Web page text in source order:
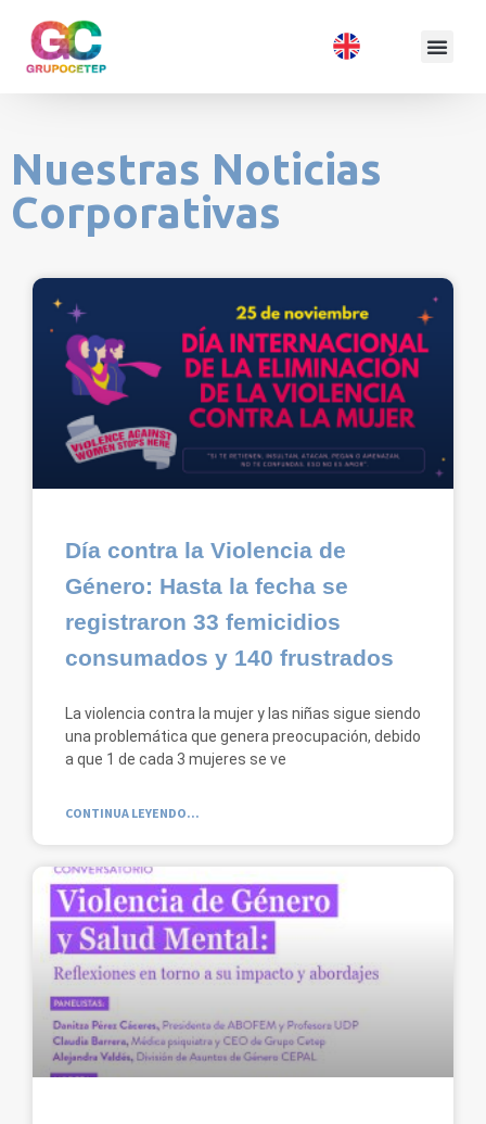
Nuestras Noticias
Corporativas
Día contra la Violencia de
Género: Hasta la fecha se
registraron 33 femicidios
consumados y 140 frustrados
La violencia contra la mujer y las niñas sigue siendo
una problemática que genera preocupación, debido
a que 1 de cada 3 mujeres se ve
CONTINUA LEYENDO...